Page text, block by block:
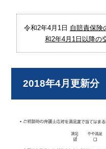
令和2年4月1日 自賠責保険
和2年4月1日以降の
2018年4月更新分